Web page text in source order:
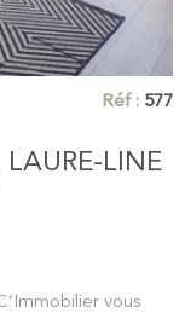
Réf : 577
LINE
vous